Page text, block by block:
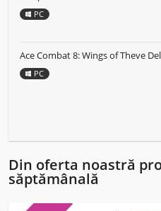
PC
Ace Combat 8: Wings of Theve
PC
Din oferta noastră
săptămânală